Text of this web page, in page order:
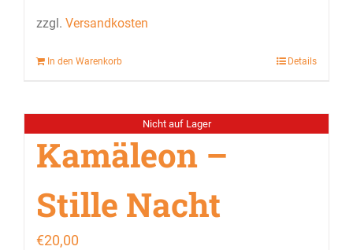
zzgl. Versandkosten
In den Warenkorb Details
Nicht auf Lager
Kamäleon –
Stille Nacht
€20,00